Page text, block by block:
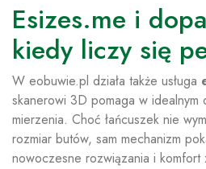
Esizes.me i
kiedy liczy się
W eobuwie.pl działa także usługa
skanerowi 3D pomaga w
mierzenia. Choć łańcuszek nie
rozmiar butów, sam mechanizm
nowoczesne rozwiązania i komfort